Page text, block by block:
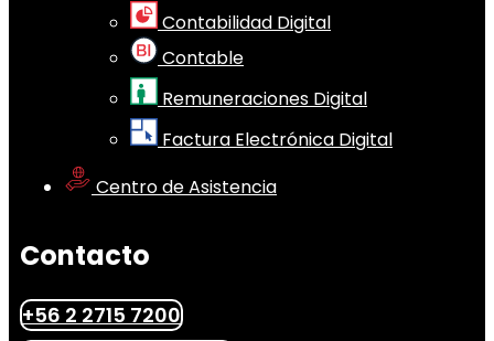
Contabilidad Digital
Contable
Remuneraciones Digital
Factura Electrónica Digital
Centro de Asistencia
Contacto
+56 2 2715 7200